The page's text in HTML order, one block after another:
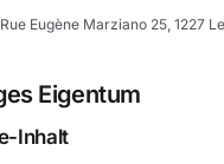
Rue Eugène Marziano 25, 1227
Eigentum
Inhalt